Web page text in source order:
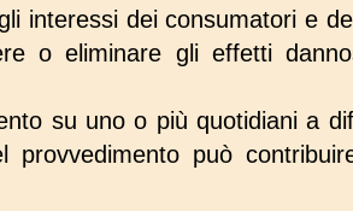
interessi dei consumatori e
o eliminare gli effetti
su uno o più quotidiani a
può